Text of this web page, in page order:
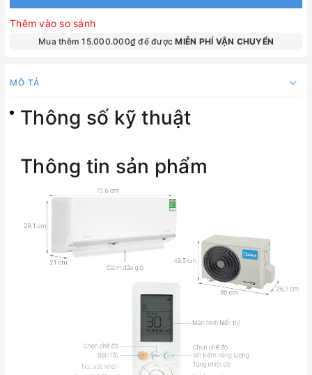
Thêm vào so sánh
Mua thêm 15.000.000₫ để đượcMIỄN PHÍ VẬN CHUYỂN
MÔ TẢ
Thông số kỹ thuật
Thông tin sản phẩm